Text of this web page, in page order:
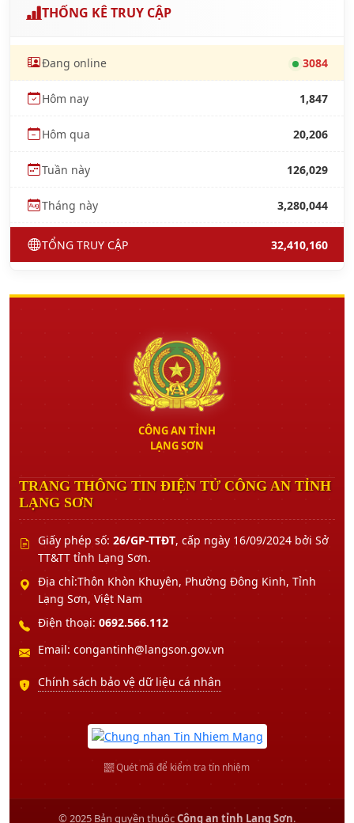
THỐNG KÊ TRUY CẬP
Đang online 3084
Hôm nay 1,847
Hôm qua 20,206
Tuần này 126,029
Tháng này 3,280,044
TỔNG TRUY CẬP 32,410,160
CÔNG AN TỈNH
LẠNG SƠN
TRANG THÔNG TIN ĐIỆN TỬ CÔNG AN TỈNH
LẠNG SƠN
Giấy phép số: 26/GP-TTĐT, cấp ngày 16/09/2024 bởi Sở
TT&TT tỉnh Lạng Sơn.
Địa chỉ:Thôn Khòn Khuyên, Phường Đông Kinh, Tỉnh
Lạng Sơn, Việt Nam
Điện thoại: 0692.566.112
Email: congantinh@langson.gov.vn
Chính sách bảo vệ dữ liệu cá nhân
Quét mã để kiểm tra tín nhiệm
© 2025 Bản quyền thuộcCông an tỉnh Lạng Sơn.